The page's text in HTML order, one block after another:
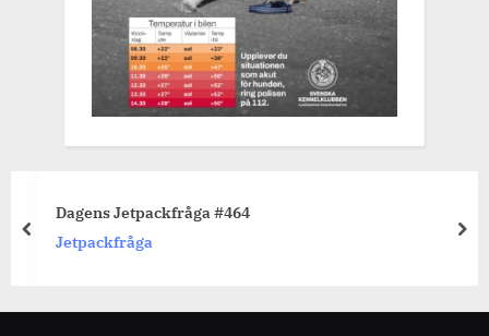
Dagens Jetpackfråga #464
Jetpackfråga
prev